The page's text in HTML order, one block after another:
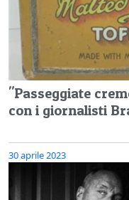
"Passeggiate
con i giornalisti
30 aprile 2023